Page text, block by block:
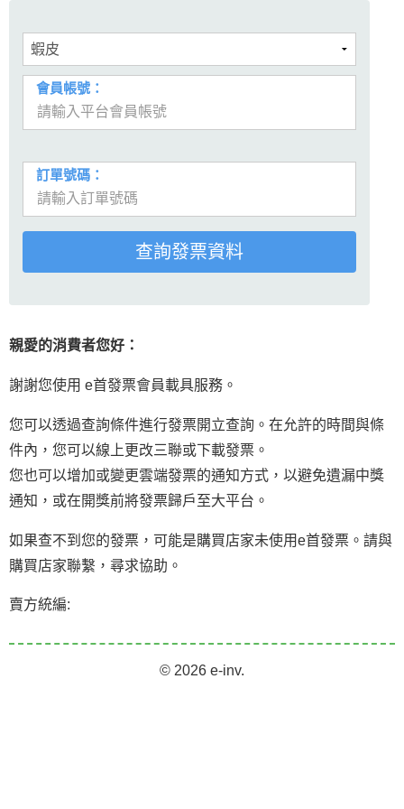
親愛的消費者您好：
謝謝您使用 e首發票會員載具服務。
您可以透過查詢條件進行發票開立查詢。在允許的時間與條
件內，您可以線上更改三聯或下載發票。
您也可以增加或變更雲端發票的通知方式，以避免遺漏中獎
通知，或在開獎前將發票歸戶至大平台。
如果查不到您的發票，可能是購買店家未使用e首發票。請與
購買店家聯繫，尋求協助。
會員帳號：
訂單號碼：
賣方統編:
© 2026 e-inv.